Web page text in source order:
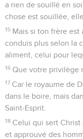
a rien de souillé en
chose est souillée,
15 Mais si ton frère
conduis plus selon la
aliment, celui pour
16 Que votre privilège
17 Car le royaume de
dans le boire, mais
Saint-Esprit.
18 Celui qui sert Christ
et approuvé des